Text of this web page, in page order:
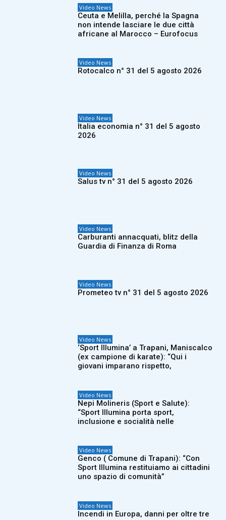
Video News
Ceuta e Melilla, perché la Spagna
non intende lasciare le due città
africane al Marocco – Eurofocus
Video News
Rotocalco n° 31 del 5 agosto 2026
Video News
Italia economia n° 31 del 5 agosto
2026
Video News
Salus tv n° 31 del 5 agosto 2026
Video News
Carburanti annacquati, blitz della
Guardia di Finanza di Roma
Video News
Prometeo tv n° 31 del 5 agosto 2026
Video News
‘Sport Illumina’ a Trapani, Maniscalco
(ex campione di karate): “Qui i
giovani imparano rispetto,
Video News
Nepi Molineris (Sport e Salute):
“Sport Illumina porta sport,
inclusione e socialità nelle
Video News
Genco ( Comune di Trapani): “Con
Sport Illumina restituiamo ai cittadini
uno spazio di comunità”
Video News
Incendi in Europa, danni per oltre tre